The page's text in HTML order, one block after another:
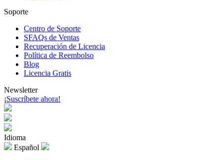
Soporte
Centro de Soporte
SFAQs de Ventas
Recuperación de Licencia
Política de Reembolso
Blog
Licencia Gratis
Newsletter
¡Suscríbete ahora!
Idioma
Español